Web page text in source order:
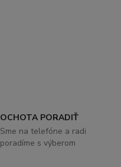
OCHOTA PORADIŤ
Sme na telefóne a radi
poradíme s výberom